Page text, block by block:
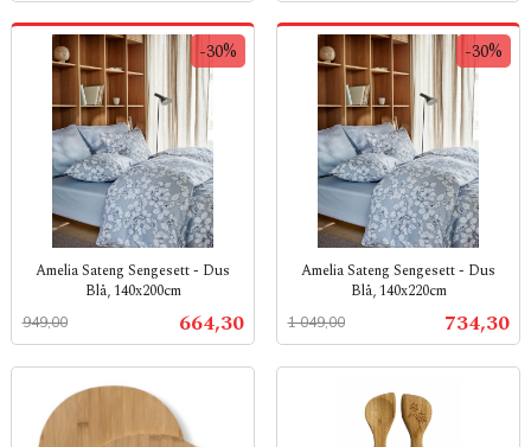
Amelia Sateng Sengesett - Dus
Blå, 140x200cm
Tilbud
664,30
949,00
-30%
mva.
Amelia Sateng Sengesett - Dus
Blå, 140x220cm
Tilbud
734,30
1 049,00
-30%
mva.